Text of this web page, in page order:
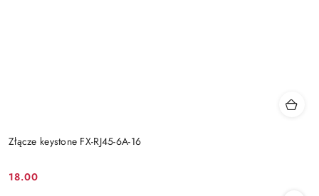
Złącze keystone FX-RJ45-6A-16
Cena:
18.00